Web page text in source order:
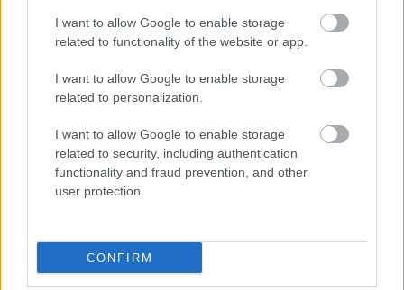
I want to allow Google to enable storage
related to functionality of the website or app.
I want to allow Google to enable storage
related to personalization.
I want to allow Google to enable storage
related to security, including authentication
functionality and fraud prevention, and other
user protection.
CONFIRM
μέρες
Μάθε πρώτος όλες τις σημαντικές
ειδήσεις.
Βάλε το proson.gr στα αποτελέσματα